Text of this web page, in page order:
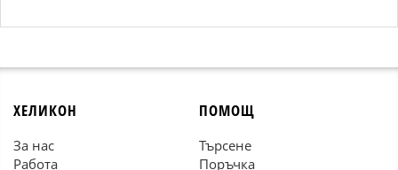
ХЕЛИКОН
За нас
Работа
ПОМОЩ
Търсене
Поръчка